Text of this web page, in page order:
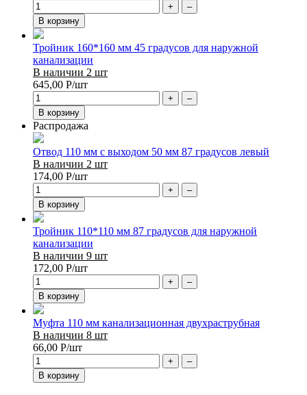
+
–
В корзину
Тройник 160*160 мм 45 градусов для наружной
канализации
В наличии 2 шт
645,00 Р/шт
+
–
В корзину
Распродажа
Отвод 110 мм с выходом 50 мм 87 градусов левый
В наличии 2 шт
174,00 Р/шт
+
–
В корзину
Тройник 110*110 мм 87 градусов для наружной
канализации
В наличии 9 шт
172,00 Р/шт
+
–
В корзину
Муфта 110 мм канализационная двухраструбная
В наличии 8 шт
66,00 Р/шт
+
–
В корзину